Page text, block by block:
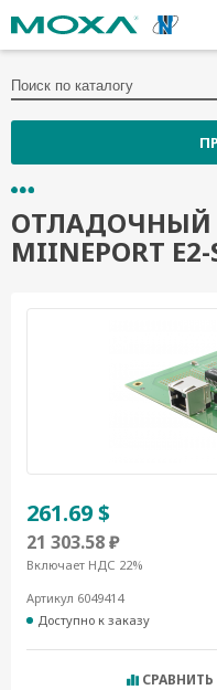
ОТЛАДОЧНЫЙ
MIINEPORT E2-
261.69 $
21 303.58 ₽
Включает НДС 22%
Артикул 6049414
Доступно к заказу
СРАВНИТЬ